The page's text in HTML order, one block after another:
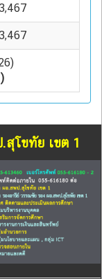
3,467
3,467
)
สุโขทัย เขต 1